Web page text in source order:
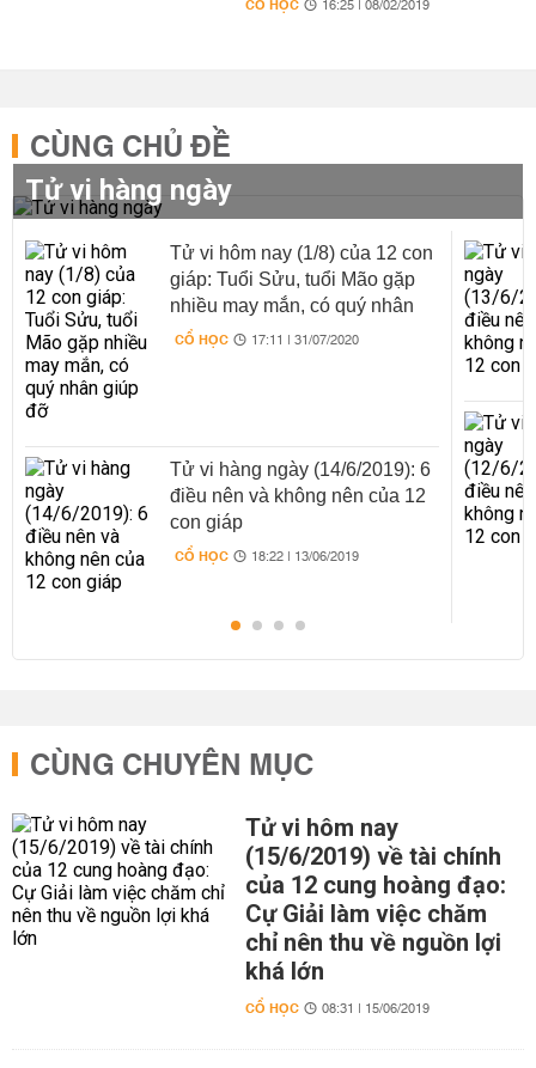
CỔ HỌC 16:25 | 08/02/2019
CÙNG CHỦ ĐỀ
Tử vi hàng ngày
Tử vi hôm nay (1/8) của 12 con
giáp: Tuổi Sửu, tuổi Mão gặp
nhiều may mắn, có quý nhân
giúp đỡ
CỔ HỌC 17:11 | 31/07/2020
Tử vi hàng ngày (14/6/2019): 6
điều nên và không nên của 12
con giáp
CỔ HỌC 18:22 | 13/06/2019
CÙNG CHUYÊN MỤC
Tử vi hôm nay
(15/6/2019) về tài chính
của 12 cung hoàng đạo:
Cự Giải làm việc chăm
chỉ nên thu về nguồn lợi
khá lớn
CỔ HỌC 08:31 | 15/06/2019